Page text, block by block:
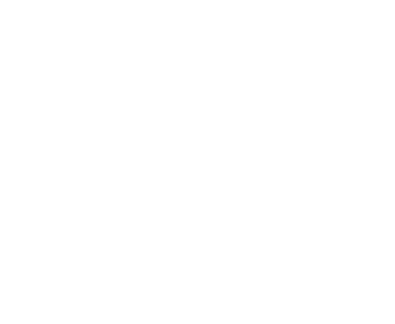
No qualifying bean of type